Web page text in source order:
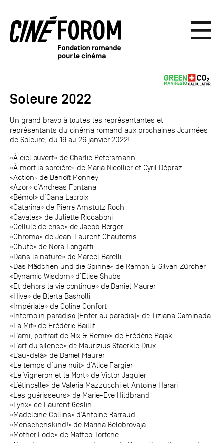
Soleure 2022
Un grand bravo à toutes les représentantes et
représentants du cinéma romand aux prochaines Journées
de Soleure , du 19 au 26 janvier 2022!
«À ciel ouvert» de Charlie Petersmann
«À mort la sorcière» de Maria Nicollier et Cyril Dépraz
«Action» de Benoît Monney
«Azor» d’Andreas Fontana
«Bémol» d’Oana Lacroix
«Catarina» de Pierre Amstutz Roch
«Cavales» de Juliette Riccaboni
«Cellule de crise» de Jacob Berger
«Chroma» de Jean-Laurent Chautems
«Chute» de Nora Longatti
«Dans la nature» de Marcel Barelli
«Das Mädchen und die Spinne» de Ramon & Silvan Zürcher
«Dynamic Wisdom» d’Elise Shubs
«Et dehors la vie continue» de Daniel Maurer
«Hive» de Blerta Basholli
«Impériale» de Coline Confort
«Inferno in paradiso (Enfer au paradis)» de Tiziana Caminada
«La Mif» de Frédéric Baillif
«L’ami, portrait de Mix & Remix» de Frédéric Pajak
«L’art du silence» de Maurizius Staerkle Drux
«L’au-delà» de Daniel Maurer
«Le temps d’une nuit» d’Alice Fargier
«Le Vigneron et la Mort» de Victor Jaquier
«L’étincelle» de Valeria Mazzucchi et Antoine Harari
«Les guérisseurs» de Marie-Eve Hildbrand
«Lynx» de Laurent Geslin
«Madeleine Collins» d’Antoine Barraud
«Menschenskind!» de Marina Belobrovaja
«Mother Lode» de Matteo Tortone